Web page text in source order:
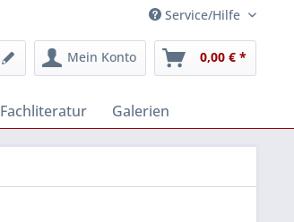
Service/Hilfe
Mein Konto
0,00 € *
Fachliteratur Galerien